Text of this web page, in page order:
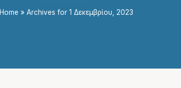
Home » Archives for 1 Δεκεμβρίου, 2023